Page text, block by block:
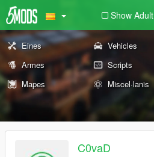
Show Adult
Eines Vehicles
Armes
Scripts
Mapes
Miscel·lanis
C0vaD